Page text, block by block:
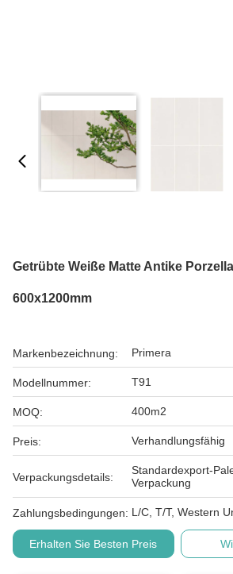
Getrübte Weiße Matte Antike
600x1200mm
Markenbezeichnung: Primera
Modellnummer: T91
MOQ: 400m2
Preis: Verhandlungsfähig
Verpackungsdetails:
Standardexport-
Verpackung
Zahlungsbedingungen: L/C, T/T, Western
Erhalten Sie Besten Preis